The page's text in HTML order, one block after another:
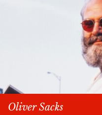
Oliver Sacks